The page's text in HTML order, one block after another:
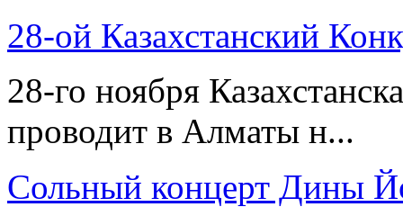
28-ой Казахстанский
28-го ноября
проводит в Алматы н...
Сольный концерт Дины